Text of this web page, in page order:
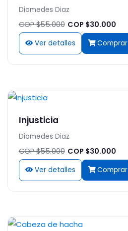
Diomedes Diaz
COP $55.000 COP $30.000
Ver detalles Comprar
Injusticia
Diomedes Diaz
COP $55.000 COP $30.000
Ver detalles Comprar